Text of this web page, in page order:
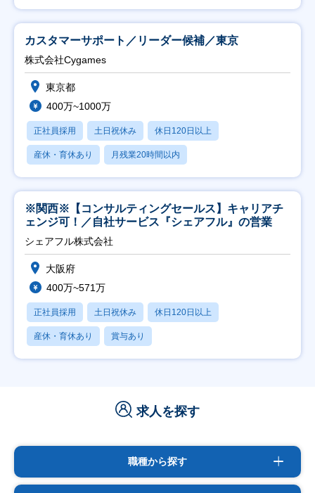
カスタマーサポート／リーダー候補／東京
株式会社Cygames
東京都
400万~1000万
正社員採用 土日祝休み 休日120日以上
産休・育休あり 月残業20時間以内
※関西※【コンサルティングセールス】キャリアチ
ェンジ可！／自社サービス『シェアフル』の営業
シェアフル株式会社
大阪府
400万~571万
正社員採用 土日祝休み 休日120日以上
産休・育休あり 賞与あり
求人を探す
職種から探す